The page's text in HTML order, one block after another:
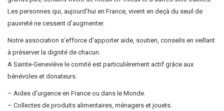
Commerces/associations
Sortir à Ste Gen’
Les personnes qui, aujourd’hui en France, vivent en deçà du seuil de
pauvreté ne cessent d’augmenter.
Notre association s’efforce d’apporter aide, soutien, conseils en veillant
à préserver la dignité de chacun.
A Sainte-Geneviève le comité est particulièrement actif grâce aux
bénévoles et donateurs.
– Aides d’urgence en France ou dans le Monde.
– Collectes de produits alimentaires, ménagers et jouets.